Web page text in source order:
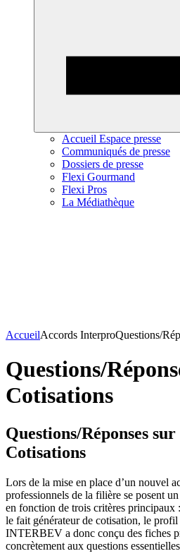
Accueil Espace presse
Communiqués de presse
Dossiers de presse
Flexi Gourmand
Flexi Pros
La Médiathèque
AccueilAccords InterproQuestions/
Questions/
Cotisations
Questions/Réponses
Cotisations
Lors de la mise en place d’un nouvel
professionnels de la filière se posent
en fonction de trois critères principaux
le fait générateur de cotisation, le
INTERBEV a donc conçu des fiches
concrètement aux questions